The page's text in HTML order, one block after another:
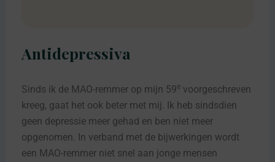
Antidepressiva
Sinds ik de MAO-remmer op mijn 59evoorgeschreven
kreeg, gaat het ook beter met mij. Ik heb sindsdien
geen depressie meer gehad en ben niet meer
opgenomen. In verband met de bijwerkingen wordt
een MAO-remmer niet snel aan jonge mensen